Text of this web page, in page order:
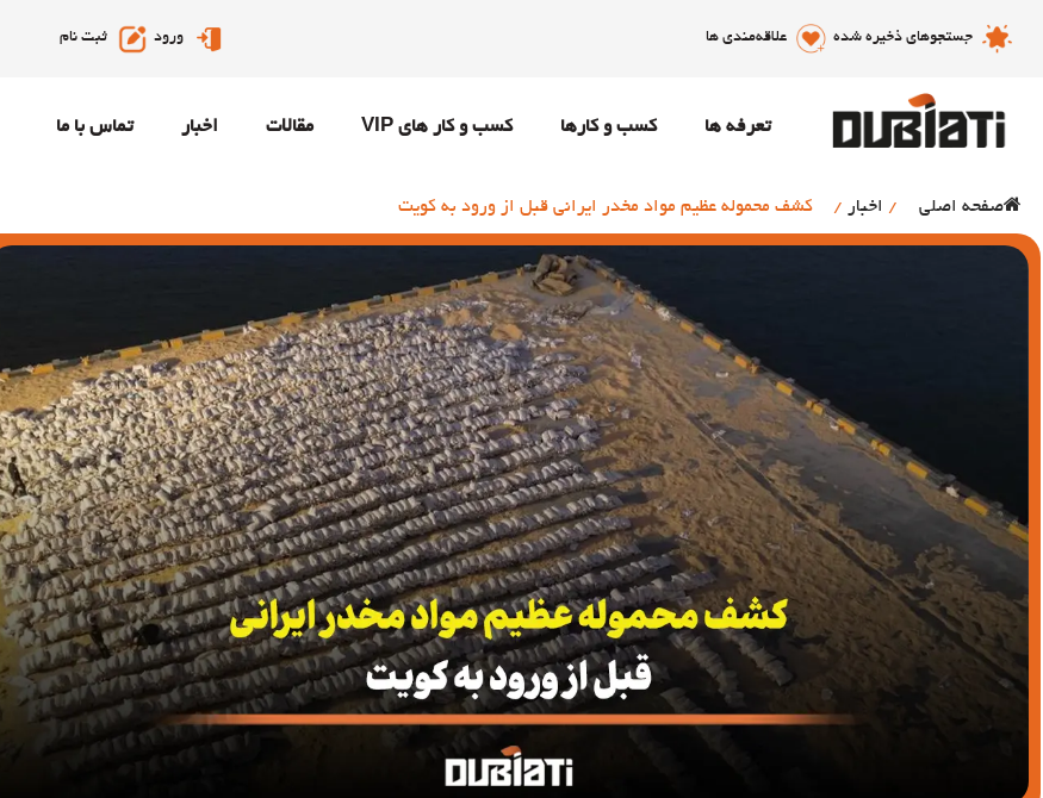
جستجوهای ذخیره شده علاقه‌مندی ها ورود ثبت نام
تعرفه ها کسب و کارها کسب و کار های VIP مقالات اخبار تماس با ما
صفحه اصلی / اخبار / کشف محموله عظیم مواد مخدر ایرانی قبل از ورود به کویت